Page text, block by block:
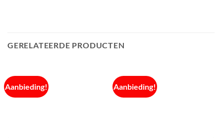
GERELATEERDE PRODUCTEN
Aanbieding! Aanbieding!